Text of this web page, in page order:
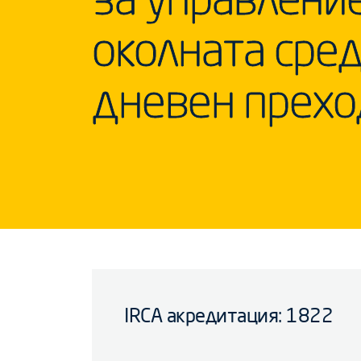
околната
дневен
IRCA акредитация: 1822